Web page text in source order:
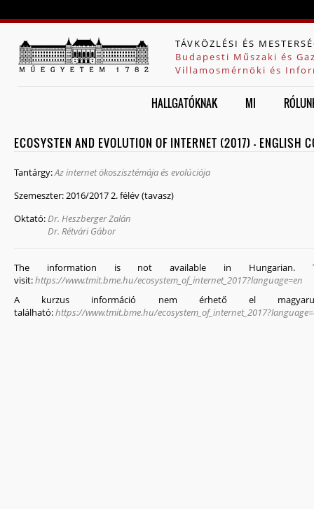
TÁVKÖZLÉSI ÉS
Budapesti Műszaki és
Villamosmérnöki és
HALLGATÓKNAK MI
ECOSYSTEN AND EVOLUTION OF INTERNET (2017) - ENGLISH
Tantárgy:Az internet ökoszisztémája és evolúciója
Szemeszter:2016/2017 2. félév (tavasz)
Oktató:Dr. Heszberger Zalán
Dr. Rétvári Gábor
The information is not available in
visit:https://www.tmit.bme.hu/ecosystem_of_internet_2017?language=en
A kurzus információ nem érhető el
található:https://www.tmit.bme.hu/